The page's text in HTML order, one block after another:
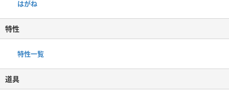
はがね
特性
特性一覧
道具